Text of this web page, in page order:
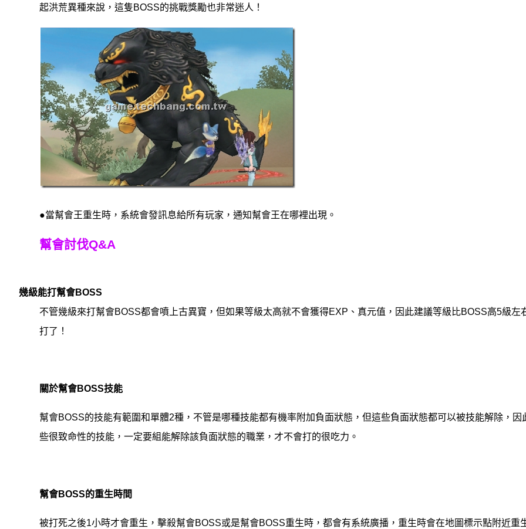
起洪荒異種來說，這隻BOSS的挑戰獎勵也非常迷人！
●當幫會王重生時，系統會發訊息給所有玩家，通知幫會王在哪裡出現。
幫會討伐Q&A
幾級能打幫會BOSS
不管幾級來打幫會BOSS都會噴上古異寶，但如果等級太高就不會獲得EXP、真元值，因此建議等級比BOSS高5級左
打了！
關於幫會BOSS技能
幫會BOSS的技能有範圍和單體2種，不管是哪種技能都有機率附加負面狀態，但這些負面狀態都可以被技能解除，因
些很致命性的技能，一定要組能解除該負面狀態的職業，才不會打的很吃力。
幫會BOSS的重生時間
被打死之後1小時才會重生，擊殺幫會BOSS或是幫會BOSS重生時，都會有系統廣播，重生時會在地圖標示點附近重